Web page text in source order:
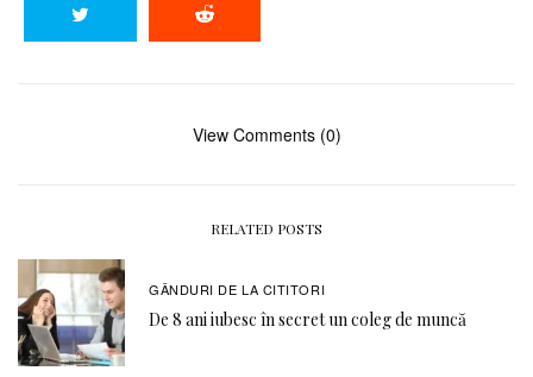
View Comments (0)
RELATED POSTS
GÂNDURI DE LA CITITORI
De 8 ani iubesc în secret un coleg de muncă